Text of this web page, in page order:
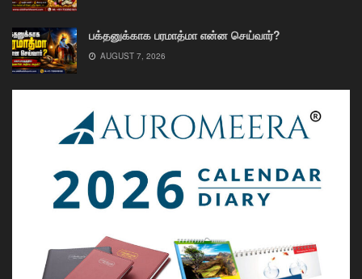
பக்தனுக்காக பரமாத்மா என்ன செய்வார்?
AUGUST 7, 2026